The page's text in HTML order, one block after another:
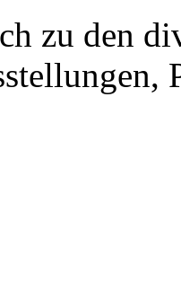
zu den